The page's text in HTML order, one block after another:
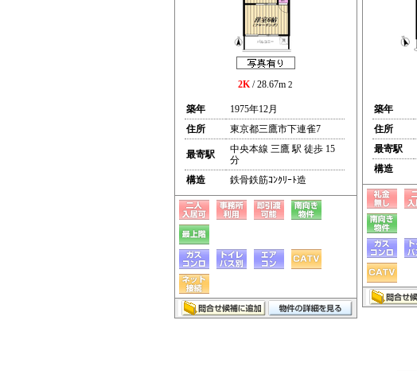
2K/ 28.67m 2
築年
1975年12月
住所
東京都三鷹市下連雀7
最寄駅
中央本線 三鷹 駅 徒歩 15
分
構造
鉄骨鉄筋ｺﾝｸﾘｰﾄ造
築年
住所
最寄駅
構造